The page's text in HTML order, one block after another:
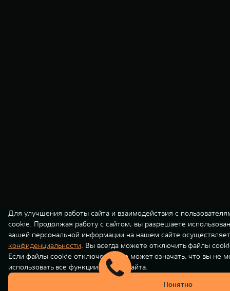
Для улучшения работы сайта и взаимодействия с
cookie. Продолжая работу с сайтом, вы разрешаете
вашей персональной информации на нашем сайте
конфиденциальности. Вы всегда можете отключить файлы
Если файлы cookie отключены, это может означать, что вы не
использовать все функции нашего сайта.
Понятно